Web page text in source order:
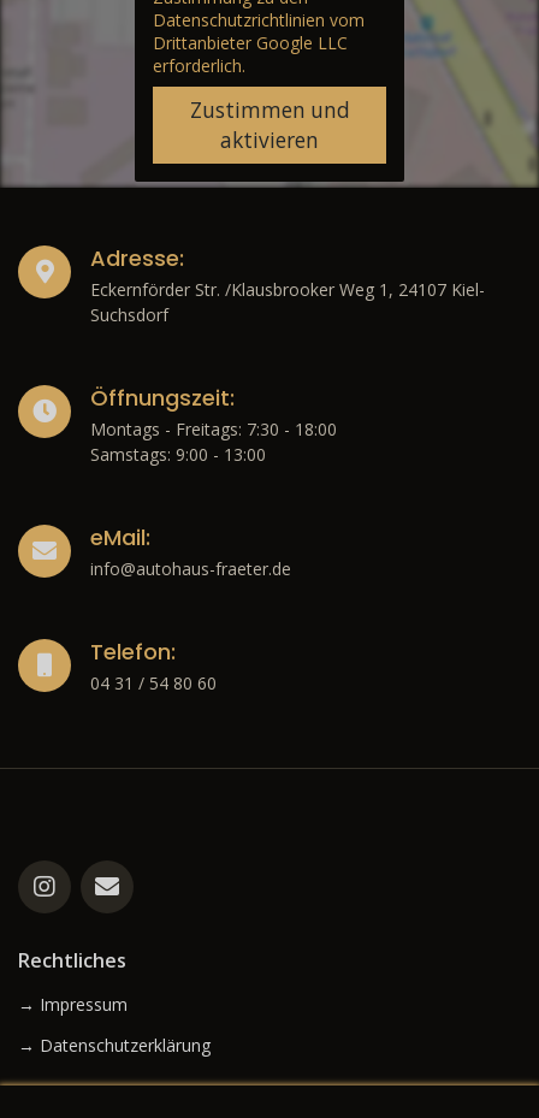
Datenschutzrichtlinien vom
Drittanbieter Google LLC
erforderlich.
Zustimmen und
aktivieren
Adresse:
Eckernförder Str. /Klausbrooker Weg 1, 24107 Kiel-
Suchsdorf
Öffnungszeit:
Montags - Freitags: 7:30 - 18:00
Samstags: 9:00 - 13:00
eMail:
info@autohaus-fraeter.de
Telefon:
04 31 / 54 80 60
Rechtliches
→ Impressum
→ Datenschutzerklärung